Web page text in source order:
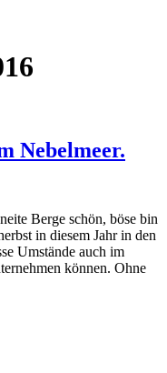
Nebelmeer.
Berge schön, böse bin
in diesem Jahr in den
Umstände auch im
können. Ohne